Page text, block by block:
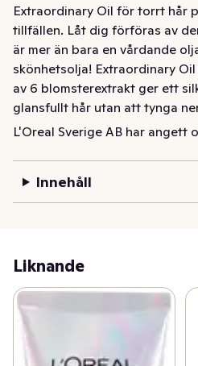
Extraordinary Oil för torrt hår
tillfällen. Låt dig förföras av
är mer än bara en vårdande
skönhetsolja! Extraordinary
av 6 blomsterextrakt ger ett
glansfullt hår utan att tynga
schampo som en vårdande
L'Oreal Sverige AB har angett
Innehåll
Liknande